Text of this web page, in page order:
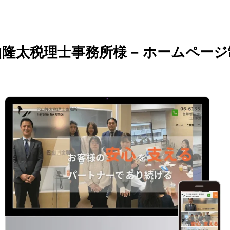
太税理士事務所様 – ホームペー